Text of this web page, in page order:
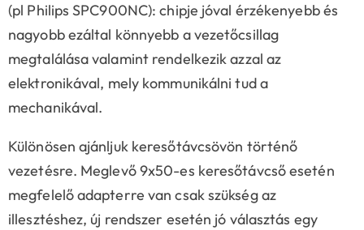
(pl Philips SPC900NC): chipje jóval érzékenyebb és
nagyobb ezáltal könnyebb a vezetőcsillag
megtalálása valamint rendelkezik azzal az
elektronikával, mely kommunikálni tud a
mechanikával.
Különösen ajánljuk keresőtávcsövön történő
vezetésre. Meglevő 9x50-es keresőtávcső esetén
megfelelő adapterre van csak szükség az
illesztéshez, új rendszer esetén jó választás egy